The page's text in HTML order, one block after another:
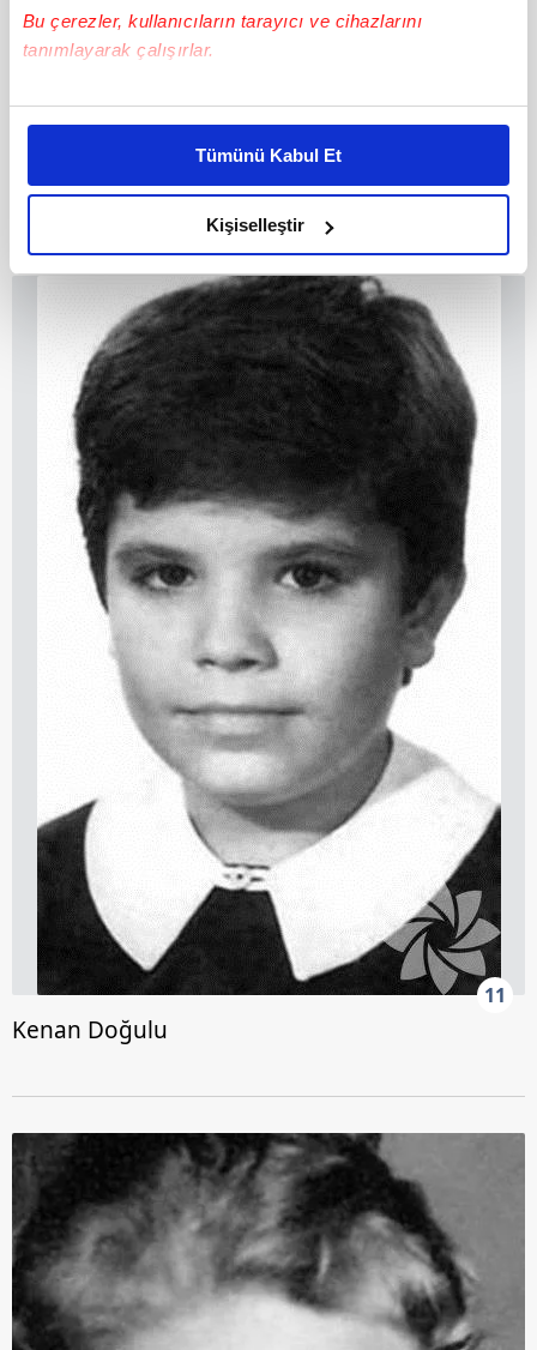
Bu çerezler, kullanıcıların tarayıcı ve cihazlarını
tanımlayarak çalışırlar.
Bu çerezlere izin vermeniz halinde sizlere özel
daha iyi reklam deneyimi yaşatabiliriz. Bunu yaparken
amacımızın size daha iyi bir reklam deneyimi sunmak
olduğunu ve sizlere en iyi içerikleri sunabilmek adına
elimizden gelen çabayı gösterdiğimizi ve bu noktada,
reklamların maliyetlerimizi karşılamak noktasında tek gelir
kalemimiz olduğunu sizlere hatırlatmak isteriz.
Her halükârda, kullanıcılar, bu çerezlere izin vermedikleri
takdirde, kullanıcılara hedefli reklamlar
gösterilmeyecektir."
Sizlere daha iyi bir hizmet sunabilmek için İnternet
Sitemizde kendimize ve üçüncü kişilere ait çerezler
kullanılmaktadır. Bu çerezler vasıtasıyla çeşitli kişisel
verileriniz işlenmekte olup gerekli olan çerezler bilgi
toplumu hizmetlerinin sunulması amacıyla
kullanılmaktadır. Diğer çerezler, sitemizin daha işlevsel
kılınması ve kişiselleştirilmesi ve sizlere yönelik
reklam/pazarlama faaliyetlerinin yapılması, amaçlarıyla
sınırlı olarak açık rızanız dahilinde kullanılacaktır.
Çerezlere ilişkin tercihlerinizi aşağıda yer alan panel
vasıtasıyla belirleyebilirsiniz. Çerezlere ilişkin detaylı bilgi
için Ayarlar butonuna tıklayabilir,Çerez Bilgilendirme
Metnimizi
ziyaret edebilirsiniz.
6698 sayılı Kişisel Verilerin Korunması Kanunu uyarınca
hazırlanmış Aydınlatma Metnimizi okumak ve sitemizde
ilgili mevzuata uygun olarak kullanılan çerezlerle ilgili bilgi
almak için lütfentıklayınız.
Tümünü Kabul Et
Kişiselleştir
11
Kenan Doğulu